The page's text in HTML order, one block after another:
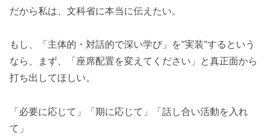
だから私は、文科省に本当に伝えたい。
もし、「主体的・対話的で深い学び」を“実装”するという
なら、まず、「座席配置を変えてください」と真正面から
打ち出してほしい。
「必要に応じて」「期に応じて」「話し合い活動を入れ
て」